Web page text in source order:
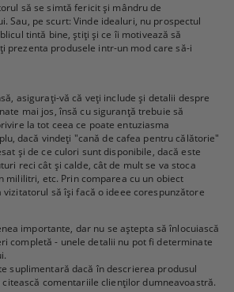
să se simtă fericit și mândru de
Sau, pe scurt: Vinde idealuri, nu prospectul
tintă bine, știți și ce îi motivează să
prezenta produsele intr-un mod care să-i
asigurați-vă că veți include și detalii despre
mai jos, însă cu siguranță trebuie să
la tot ceea ce poate entuziasma
dacă vindeți "cană de cafea pentru călătorie"
și de ce culori sunt disponibile, dacă este
reci cât și calde, cât de mult se va stoca
mililitri, etc. Prin comparea cu un obiect
să își facă o ideee corespunzătore
importante, dar nu se aștepta să înlocuiască
completă - unele detalii nu pot fi determinate
suplimentară dacă în descrierea produsul
comentariile clienților dumneavoastră.